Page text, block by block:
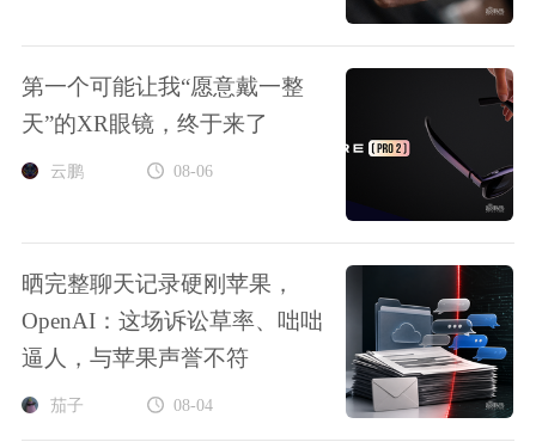
第一个可能让我“愿意戴一整
天”的XR眼镜，终于来了
云鹏 08-06
晒完整聊天记录硬刚苹果，
OpenAI：这场诉讼草率、咄咄
逼人，与苹果声誉不符
茄子 08-04